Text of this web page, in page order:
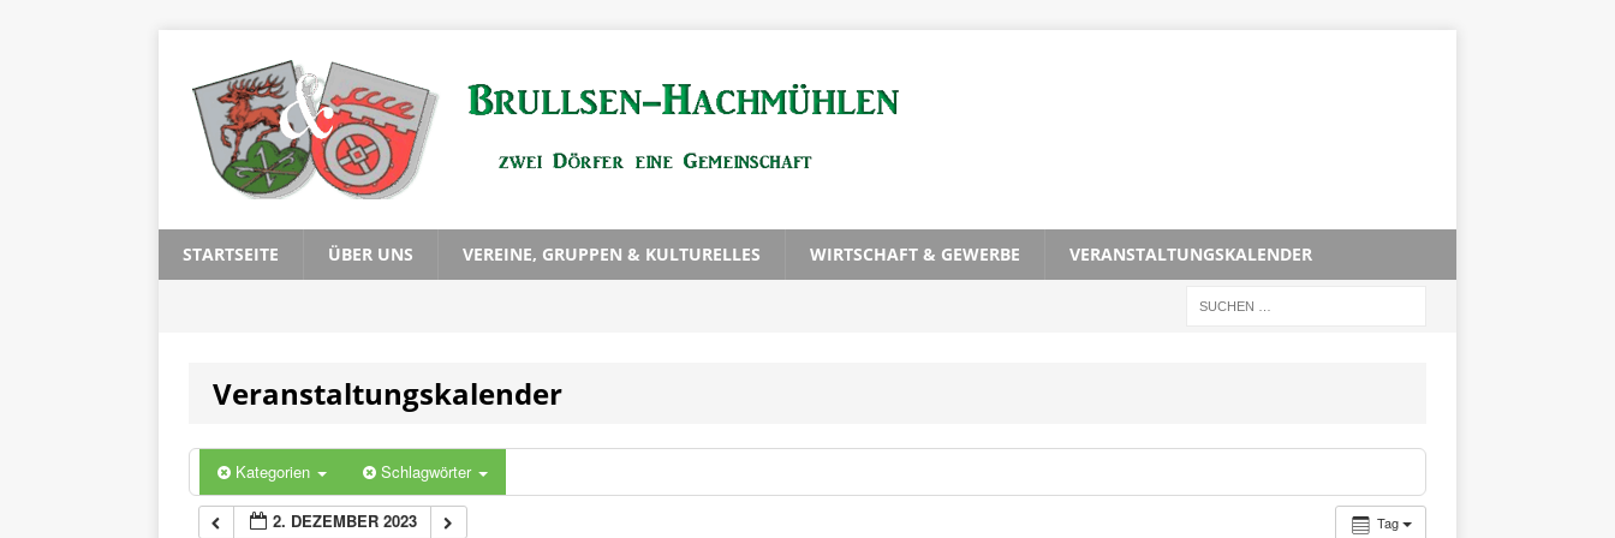
STARTSEITE ÜBER UNS VEREINE, GRUPPEN & KULTURELLES WIRTSCHAFT & GEWERBE VERANSTALTUNGSKALENDER
Veranstaltungskalender
Kategorien Schlagwörter
Tag
2. DEZEMBER 2023
1:00
2:00
3:00
5:00
6:00